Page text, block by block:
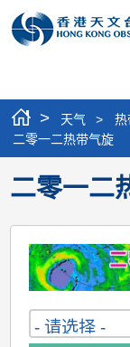
> 天气 > 热
二零一二热带气旋
二零一二